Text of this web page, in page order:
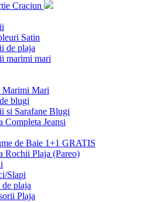
Craciun
Satin
de plaja
marimi mari
Mari
blugi
si Sarafane Blugi
Completa Jeansi
de Baie 1+1 GRATIS
Rochii Plaja (Pareo)
Slapi
plaja
Plaja